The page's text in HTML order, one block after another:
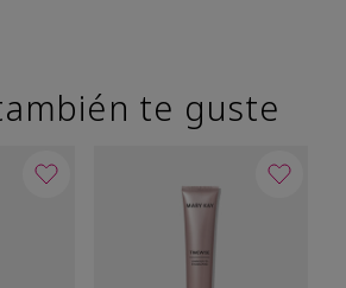
te guste